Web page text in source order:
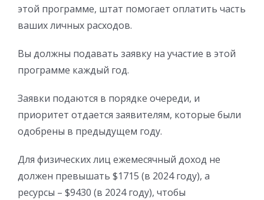
этой программе, штат помогает оплатить часть
ваших личных расходов.
Вы должны подавать заявку на участие в этой
программе каждый год.
Заявки подаются в порядке очереди, и
приоритет отдается заявителям, которые были
одобрены в предыдущем году.
Для физических лиц ежемесячный доход не
должен превышать $1715 (в 2024 году), а
ресурсы – $9430 (в 2024 году), чтобы